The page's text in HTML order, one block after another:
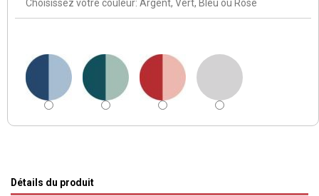
Choisissez votre couleur: Argent, Vert, Bleu ou Rose
Détails du produit